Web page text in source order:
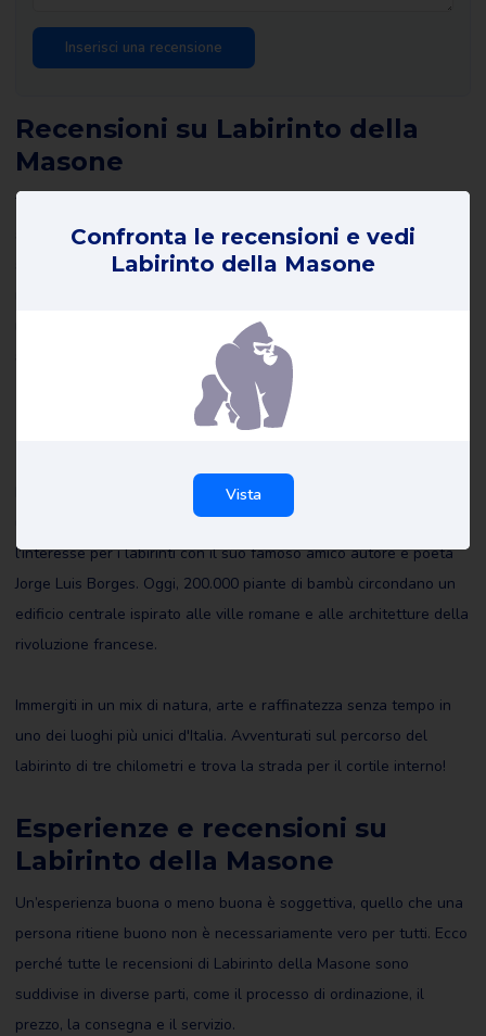
Recensioni su Labirinto della
Masone
Tutte le recensioni di Labirinto della Masone su Review Gorilla
sono scritte da consumatori reali con esperienze reali. Non sono
stati redatti da noi o da altri e riflettono le esperienze del
magari scrivetene una voi stessi per aiutare gli altri a fare la
Informazioni su Labirinto della
Franco Maria Ricci (che era il proprietario originario dei terreni e li
usò per esporvi la sua collezione d'arte e letteratura) condivideva
l'interesse per i labirinti con il suo famoso amico autore e poeta
Jorge Luis Borges. Oggi, 200.000 piante di bambù circondano un
edificio centrale ispirato alle ville romane e alle architetture della
rivoluzione francese.
Immergiti in un mix di natura, arte e raffinatezza senza tempo in
uno dei luoghi più unici d'Italia. Avventurati sul percorso del
labirinto di tre chilometri e trova la strada per il cortile interno!
Esperienze e recensioni su
Labirinto della Masone
Un’esperienza buona o meno buona è soggettiva, quello che una
persona ritiene buono non è necessariamente vero per tutti. Ecco
perché tutte le recensioni di Labirinto della Masone sono
suddivise in diverse parti, come il processo di ordinazione, il
prezzo, la consegna e il servizio.
Confronta le recensioni e vedi
Labirinto della Masone
Vista